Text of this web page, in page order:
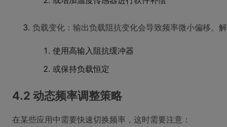
负载变化：输出负载阻抗变化会导致频率微小偏移。
使用高输入阻抗缓冲器
或保持负载恒定
4.2 动态频率调整策略
在某些应用中需要快速切换频率，这时需要注意：